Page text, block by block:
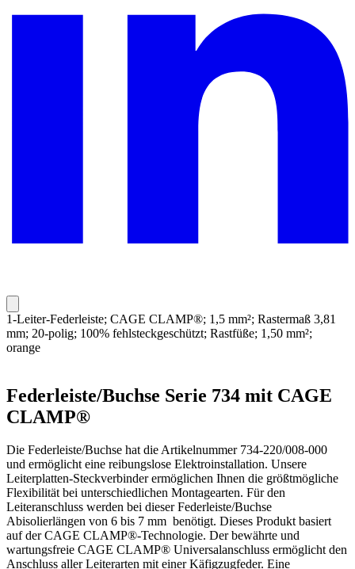
1-Leiter-Federleiste; CAGE CLAMP®; 1,5 mm²; Rastermaß 3,81
mm; 20-polig; 100% fehlsteckgeschützt; Rastfüße; 1,50 mm²;
orange
Federleiste/Buchse Serie 734 mit CAGE
CLAMP®
Die Federleiste/Buchse hat die Artikelnummer 734-220/008-000
und ermöglicht eine reibungslose Elektroinstallation. Unsere
Leiterplatten-Steckverbinder ermöglichen Ihnen die größtmögliche
Flexibilität bei unterschiedlichen Montagearten. Für den
Leiteranschluss werden bei dieser Federleiste/Buchse
Abisolierlängen von 6 bis 7 mm benötigt. Dieses Produkt basiert
auf der CAGE CLAMP®-Technologie. Der bewährte und
wartungsfreie CAGE CLAMP® Universalanschluss ermöglicht den
Anschluss aller Leiterarten mit einer Käfigzugfeder. Eine